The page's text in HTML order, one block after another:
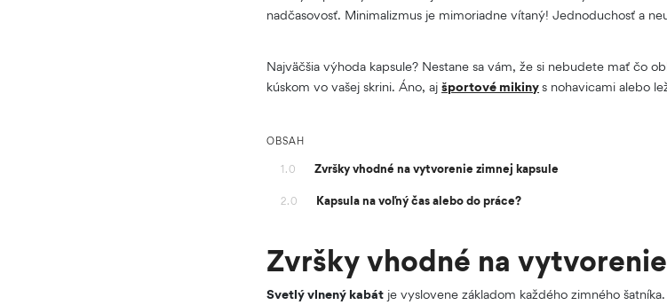
nadčasovosť. Minimalizmus je mimoriadne vítaný! Jednoduchosť a
Najväčšia výhoda kapsule? Nestane sa vám, že si nebudete mať čo
kúskom vo vašej skrini. Áno, aj športové mikinys nohavicami alebo
OBSAH
1.0 Zvršky vhodné na vytvorenie zimnej kapsule
2.0 Kapsula na voľný čas alebo do práce?
Zvršky vhodné na
Svetlý vlnený kabát je vyslovene základom každého zimného